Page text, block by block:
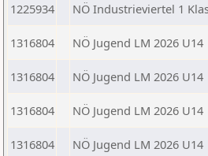
1225934
NÖ Industrieviertel 1
1316804 NÖ Jugend LM 2026 U14
1316804 NÖ Jugend LM 2026 U14
1316804 NÖ Jugend LM 2026 U14
1316804 NÖ Jugend LM 2026 U14